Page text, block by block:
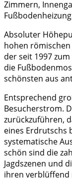
Zimmern,
Absoluter
hohen römischen
der seit 1997 zum
die
schönsten aus
Entsprechend
Besucherstrom.
zurückzuführen,
eines Erdrutschs
systematische
schön sind die
Jagdszenen und
ihren